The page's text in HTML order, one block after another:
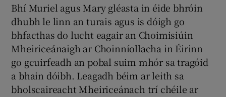
Bhí Muriel agus Mary gléasta in éide bhróin
dhubh le linn an turais agus is dóigh go
bhfacthas do lucht eagair an Choimisiúin
Mheiriceánaigh ar Choinníollacha in Éirinn
go gcuirfeadh an pobal suim mhór sa tragóid
a bhain dóibh. Leagadh béim ar leith sa
bholscaireacht Mheiriceánach trí chéile ar